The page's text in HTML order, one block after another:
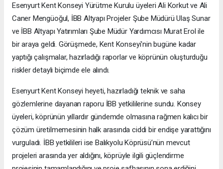
Esenyurt Kent Konseyi Yürütme Kurulu üyeleri Ali Korkut ve Ali
Caner Mengüoğul, İBB Altyapı Projeler Şube Müdürü Ulaş Sunar
ve İBB Altyapı Yatırımları Şube Müdür Yardımcısı Murat Erol ile
bir araya geldi. Görüşmede, Kent Konseyi'nin bugüne kadar
yaptığı çalışmalar, hazırladığı raporlar ve köprünün oluşturduğu
riskler detaylı biçimde ele alındı.
Esenyurt Kent Konseyi heyeti, hazırladığı teknik ve saha
gözlemlerine dayanan raporu İBB yetkililerine sundu. Konsey
üyeleri, köprünün yıllardır gündemde olmasına rağmen kalıcı bir
çözüm üretilmemesinin halk arasında ciddi bir endişe yarattığını
vurguladı. İBB yetkilileri ise Balıkyolu Köprüsü’nün mevcut
projeleri arasında yer aldığını, köprüyle ilgili güçlendirme